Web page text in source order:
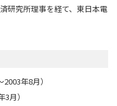
研究所理事を経て、東日本電
年8月）
月）